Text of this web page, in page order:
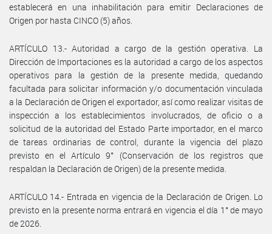
establecerá en una inhabilitación para emitir Declaraciones de
Origen por hasta CINCO (5) años.
ARTÍCULO 13.- Autoridad a cargo de la gestión operativa. La
Dirección de Importaciones es la autoridad a cargo de los aspectos
operativos para la gestión de la presente medida, quedando
facultada para solicitar información y/o documentación vinculada
a la Declaración de Origen el exportador, así como realizar visitas de
inspección a los establecimientos involucrados, de oficio o a
solicitud de la autoridad del Estado Parte importador, en el marco
de tareas ordinarias de control, durante la vigencia del plazo
previsto en el Artículo 9° (Conservación de los registros que
respaldan la Declaración de Origen) de la presente medida.
ARTÍCULO 14.- Entrada en vigencia de la Declaración de Origen. Lo
previsto en la presente norma entrará en vigencia el día 1° de mayo
de 2026.